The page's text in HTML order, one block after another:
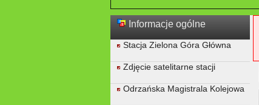
Informacje ogólne
Stacja Zielona Góra Główna
Zdjęcie satelitarne stacji
Odrzańska Magistrala Kolejowa